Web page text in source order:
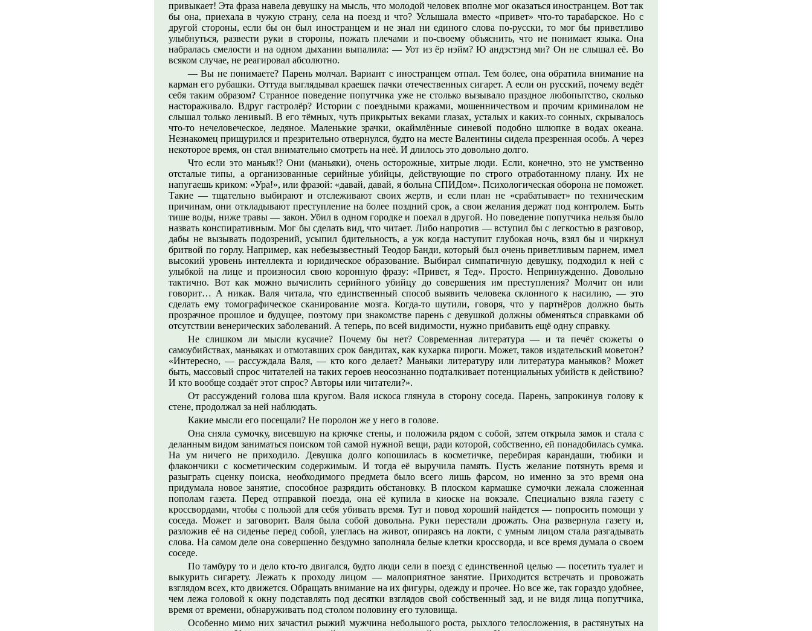
привыкает! Эта фраза навела девушку на мысль, что молодой человек вполне мог оказаться иностранцем. Вот так
бы она, приехала в чужую страну, села на поезд и что? Услышала вместо «привет» что-то тарабарское. Но с
другой стороны, если бы он был иностранцем и не знал ни единого слова по-русски, то мог бы приветливо
улыбнуться, развести руки в стороны, пожать плечами и по-своему объяснить, что не понимает языка. Она
набралась смелости и на одном дыхании выпалила: — Уот из ёр нэйм? Ю андэстэнд ми? Он не слышал её. Во
всяком случае, не реагировал абсолютно.
— Вы не понимаете? Парень молчал. Вариант с иностранцем отпал. Тем более, она обратила внимание на
карман его рубашки. Оттуда выглядывал краешек пачки отечественных сигарет. А если он русский, почему ведёт
себя таким образом? Странное поведение попутчика уже не столько вызывало праздное любопытство, сколько
настораживало. Вдруг гастролёр? Истории с поездными кражами, мошенничеством и прочим криминалом не
слышал только ленивый. В его тёмных, чуть прикрытых веками глазах, усталых и каких-то сонных, скрывалось
что-то нечеловеческое, ледяное. Маленькие зрачки, окаймлённые синевой подобно шлюпке в водах океана.
Незнакомец прищурился и презрительно отвернулся, будто на месте Валентины сидела презренная особь. А через
некоторое время, он стал внимательно смотреть на неё. И длилось это довольно долго.
Что если это маньяк!? Они (маньяки), очень осторожные, хитрые люди. Если, конечно, это не умственно
отсталые типы, а организованные серийные убийцы, действующие по строго отработанному плану. Их не
напугаешь криком: «Ура!», или фразой: «давай, давай, я больна СПИДом». Психологическая оборона не поможет.
Такие — тщательно выбирают и отслеживают своих жертв, и если план не «срабатывает» по техническим
причинам, они откладывают преступление на более поздний срок, а свои желания держат под контролем. Быть
тише воды, ниже травы — закон. Убил в одном городке и поехал в другой. Но поведение попутчика нельзя было
назвать конспиративным. Мог бы сделать вид, что читает. Либо напротив — вступил бы с легкостью в разговор,
дабы не вызывать подозрений, усыпил бдительность, а уж когда наступит глубокая ночь, взял бы и чиркнул
бритвой по горлу. Например, как небезызвестный Теодор Банди, который был очень приветливым парнем, имел
высокий уровень интеллекта и юридическое образование. Выбирал симпатичную девушку, подходил к ней с
улыбкой на лице и произносил свою коронную фразу: «Привет, я Тед». Просто. Непринужденно. Довольно
тактично. Вот как можно вычислить серийного убийцу до совершения им преступления? Молчит он или
говорит… А никак. Валя читала, что единственный способ выявить человека склонного к насилию, — это
сделать ему томографическое сканирование мозга. Когда-то шутили, говоря, что у партнёров должно быть
прозрачное прошлое и будущее, поэтому при знакомстве парень с девушкой должны обменяться справками об
отсутствии венерических заболеваний. А теперь, по всей видимости, нужно прибавить ещё одну справку.
Не слишком ли мысли кусачие? Почему бы нет? Современная литература — и та печёт сюжеты о
самоубийствах, маньяках и отмотавших срок бандитах, как кухарка пироги. Может, таков издательский моветон?
«Интересно, — рассуждала Валя, — кто кого делает? Маньяки литературу или литература маньяков? Может
быть, массовый спрос читателей на таких героев неосознанно подталкивает потенциальных убийств к действию?
И кто вообще создаёт этот спрос? Авторы или читатели?».
От рассуждений голова шла кругом. Валя искоса глянула в сторону соседа. Парень, запрокинув голову к
стене, продолжал за ней наблюдать.
Какие мысли его посещали? Не поролон же у него в голове.
Она сняла сумочку, висевшую на крючке стены, и положила рядом с собой, затем открыла замок и стала с
деланным видом заниматься поиском той самой нужной вещи, ради которой, собственно, ей понадобилась сумка.
На ум ничего не приходило. Девушка долго копошилась в косметичке, перебирая карандаши, тюбики и
флакончики с косметическим содержимым. И тогда её выручила память. Пусть желание потянуть время и
разыграть сценку поиска, необходимого предмета было всего лишь фарсом, но именно за это время она
придумала новое занятие, способное разрядить обстановку. В плоском кармашке сумочки лежала сложенная
пополам газета. Перед отправкой поезда, она её купила в киоске на вокзале. Специально взяла газету с
кроссвордами, чтобы с пользой для себя убивать время. Тут и повод хороший найдется — попросить помощи у
соседа. Может и заговорит. Валя была собой довольна. Руки перестали дрожать. Она развернула газету и,
разложив её на сиденье перед собой, улеглась на живот, опираясь на локти, с умным лицом стала разгадывать
слова. На самом деле она совершенно бездумно заполняла белые клетки кроссворда, и все время думала о своем
соседе.
По тамбуру то и дело кто-то двигался, будто люди сели в поезд с единственной целью — посетить туалет и
выкурить сигарету. Лежать к проходу лицом — малоприятное занятие. Приходится встречать и провожать
взглядом всех, кто движется. Обращать внимание на их фигуры, одежду и прочее. Но все же, так гораздо удобнее,
чем лежа головой к окну подставлять под десятки взглядов свой собственный зад, и не видя лица попутчика,
время от времени, обнаруживать под столом половину его туловища.
Особенно мимо них зачастил рыжий мужчина небольшого роста, рыхлого телосложения, в растянутых на